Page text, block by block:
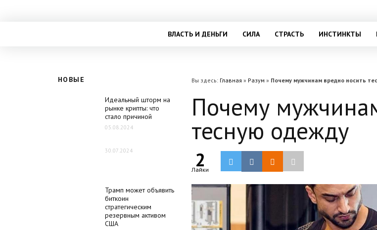
ВЛАСТЬ И ДЕНЬГИ СИЛА СТРАСТЬ ИНСТИНКТЫ
НОВЫЕ
Идеальный шторм на
рынке крипты: что
стало причиной
05.08.2024
30.07.2024
Трамп может объявить
биткоин
стратегическим
резервным активом
США
Вы здесь: Главная » Разум » Почему мужчинам вредно носить
Почему
тесную одежду
2
Лайки